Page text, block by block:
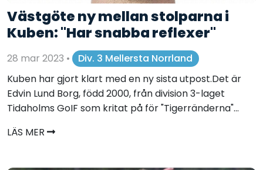
Västgöte ny mellan stolparna i
Kuben: "Har snabba reflexer"
28 mar 2023 •
Div. 3 Mellersta Norrland
Kuben har gjort klart med en ny sista utpost.Det är
Edvin Lund Borg, född 2000, från division 3-laget
Tidaholms GoIF som kritat på för "Tigerränderna"...
LÄS MER